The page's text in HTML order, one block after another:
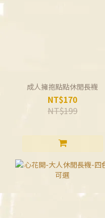
成人擁抱點點休閒長襪
NT$170
NT$199